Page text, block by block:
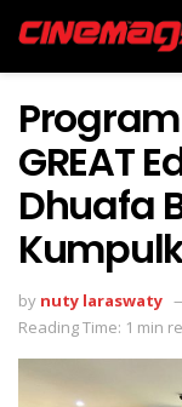
GREAT
Dhuafa
by nuty laraswaty
Reading Time: 1 min